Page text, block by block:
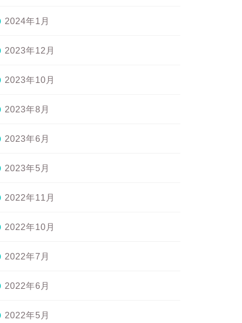
2024年1月
2023年12月
2023年10月
2023年8月
2023年6月
2023年5月
2022年11月
2022年10月
2022年7月
2022年6月
2022年5月